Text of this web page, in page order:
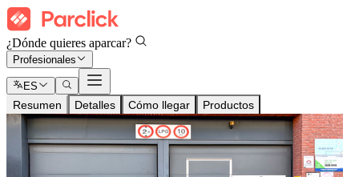
¿Dónde quieres aparcar?
Profesionales
ES
Resumen Detalles Cómo llegar Productos